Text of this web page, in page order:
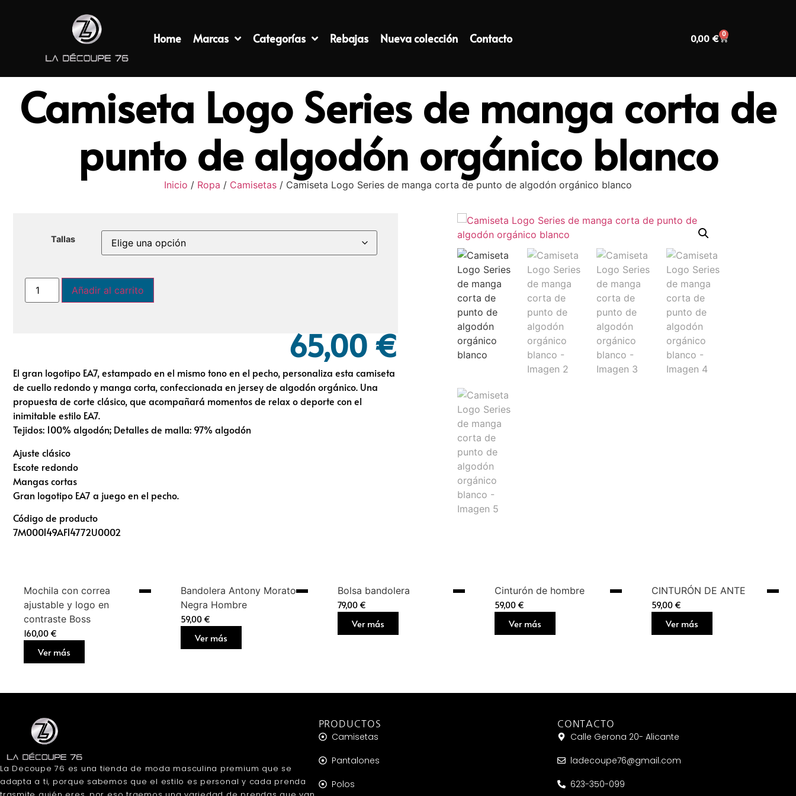
Home Marcas Categorías Rebajas Nueva colección Contacto 0,00 € 0
Camiseta Logo Series de manga corta de
punto de algodón orgánico blanco
Inicio / Ropa / Camisetas / Camiseta Logo Series de manga corta de punto de algodón orgánico blanco
Tallas
Añadir al carrito
65,00 €
El gran logotipo EA7, estampado en el mismo tono en el pecho, personaliza esta camiseta
de cuello redondo y manga corta, confeccionada en jersey de algodón orgánico. Una
propuesta de corte clásico, que acompañará momentos de relax o deporte con el
inimitable estilo EA7.
Tejidos: 100% algodón; Detalles de malla: 97% algodón
Ajuste clásico
Escote redondo
Mangas cortas
Gran logotipo EA7 a juego en el pecho.
Código de producto
7M000149AF14772U0002
Mochila con correa
ajustable y logo en
contraste Boss
160,00 €
Ver más
Bandolera Antony Morato
Negra Hombre
59,00 €
Ver más
Bolsa bandolera
79,00 €
Ver más
Cinturón de hombre
59,00 €
Ver más
CINTURÓN DE ANTE
59,00 €
Ver más
La Decoupe 76 es una tienda de moda masculina premium que se
adapta a ti, porque sabemos que el estilo es personal y cada prenda
PRODUCTOS
Camisetas
Pantalones
Polos
CONTACTO
Calle Gerona 20- Alicante
ladecoupe76@gmail.com
623-350-099